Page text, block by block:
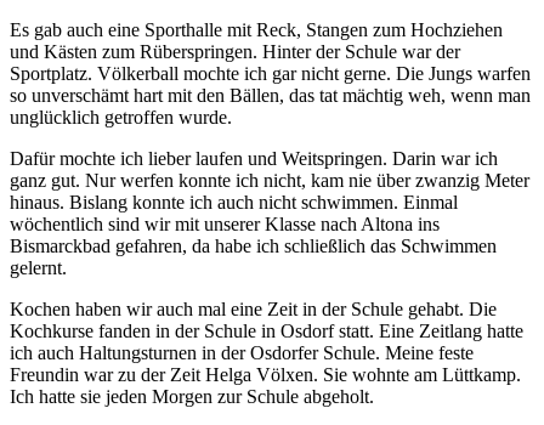
Es gab auch eine Sporthalle mit Reck, Stangen zum Hochziehen
und Kästen zum Rüberspringen. Hinter der Schule war der
Sportplatz. Völkerball mochte ich gar nicht gerne. Die Jungs warfen
so unverschämt hart mit den Bällen, das tat mächtig weh, wenn man
unglücklich getroffen wurde.
Dafür mochte ich lieber laufen und Weitspringen. Darin war ich
ganz gut. Nur werfen konnte ich nicht, kam nie über zwanzig Meter
hinaus. Bislang konnte ich auch nicht schwimmen. Einmal
wöchentlich sind wir mit unserer Klasse nach Altona ins
Bismarckbad gefahren, da habe ich schließlich das Schwimmen
gelernt.
Kochen haben wir auch mal eine Zeit in der Schule gehabt. Die
Kochkurse fanden in der Schule in Osdorf statt. Eine Zeitlang hatte
ich auch Haltungsturnen in der Osdorfer Schule. Meine feste
Freundin war zu der Zeit Helga Völxen. Sie wohnte am Lüttkamp.
Ich hatte sie jeden Morgen zur Schule abgeholt.